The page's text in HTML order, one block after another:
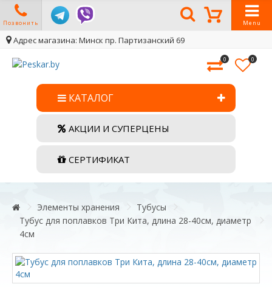
Позвонить Menu
Адрес магазина: Минск пр. Партизанский 69
0 0
КАТАЛОГ
АКЦИИ И СУПЕРЦЕНЫ
СЕРТИФИКАТ
Элементы хранения
Тубусы
Тубус для поплавков Три Кита, длина 28-40см, диаметр
4см